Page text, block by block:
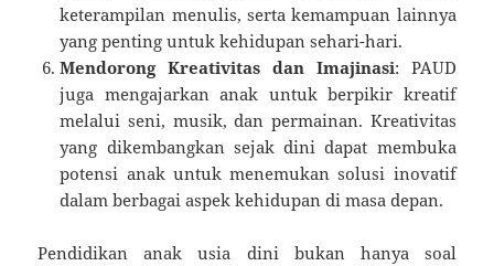
keterampilan menulis, serta kemampuan lainnya
yang penting untuk kehidupan sehari-hari.
Mendorong Kreativitas dan Imajinasi: PAUD
juga mengajarkan anak untuk berpikir kreatif
melalui seni, musik, dan permainan. Kreativitas
yang dikembangkan sejak dini dapat membuka
potensi anak untuk menemukan solusi inovatif
dalam berbagai aspek kehidupan di masa depan.
Pendidikan anak usia dini bukan hanya soal